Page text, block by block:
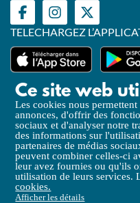
Ce site web
Les cookies nous
annonces, d'offrir des
sociaux et d'analyser notre
des informations sur
partenaires de médias
peuvent combiner celles-ci
leur avez fournies ou qu'ils
utilisation de leurs services.
cookies.
Afficher les détails
TELECHARGEZ
Mentions légales
Politique de Confidentialité
Politique de gestion des cookies
Accessibilité (partielle)